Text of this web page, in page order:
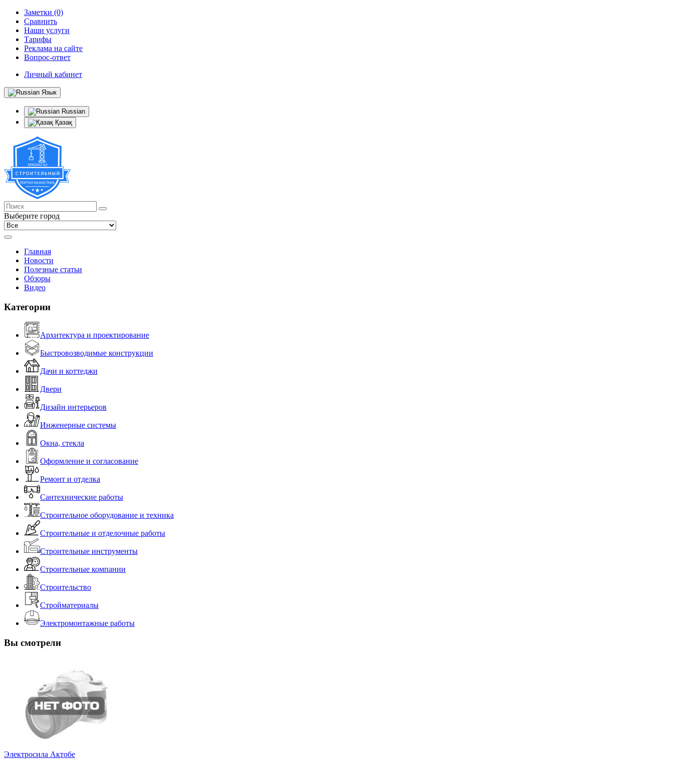
Заметки (0)
Сравнить
Наши услуги
Тарифы
Реклама на сайте
Вопрос-ответ
Личный кабинет
Язык
Russian
Қазақ
Выберите город
Главная
Новости
Полезные статьи
Обзоры
Видео
Категории
Архитектура и проектирование
Быстровозводимые конструкции
Дачи и коттеджи
Двери
Дизайн интерьеров
Инженерные системы
Окна, стекла
Оформление и согласование
Ремонт и отделка
Сантехнические работы
Строительное оборудование и техника
Строительные и отделочные работы
Строительные инструменты
Строительные компании
Строительство
Стройматериалы
Электромонтажные работы
Вы смотрели
Электросила Актобе